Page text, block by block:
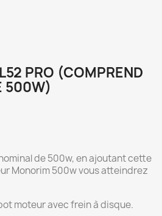
PRO (COMPREND
500W)
de 500w, en ajoutant cette
Monorim 500w vous atteindrez
moteur avec frein à disque.